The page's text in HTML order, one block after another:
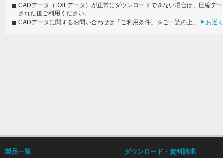
CADデータ（DXFデータ）が正常にダウンロードできない場合は、圧縮デ
された後ご利用ください。
CADデータに関するお問い合わせは「ご利用条件」をご一読の上、
お近
製品一覧 ダウンロード・資料請求